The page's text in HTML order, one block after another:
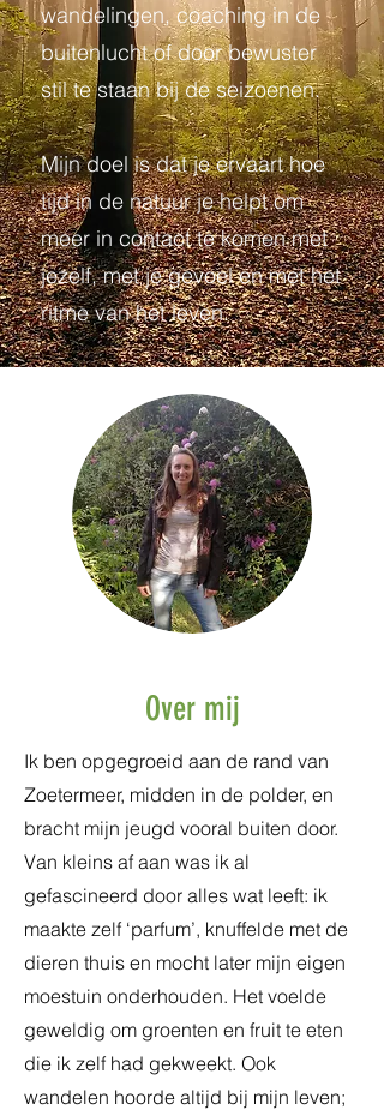
wandelingen, coaching in de
buitenlucht of door bewuster
stil te staan bij de seizoenen.
Mijn doel is dat je ervaart hoe
tijd in de natuur je helpt om
meer in contact te komen met
jezelf, met je gevoel en met het
ritme van het leven.
Over mij
Ik ben opgegroeid aan de rand van
Zoetermeer, midden in de polder, en
bracht mijn jeugd vooral buiten door.
Van kleins af aan was ik al
gefascineerd door alles wat leeft: ik
maakte zelf ‘parfum’, knuffelde met de
dieren thuis en mocht later mijn eigen
moestuin onderhouden. Het voelde
geweldig om groenten en fruit te eten
die ik zelf had gekweekt. Ook
wandelen hoorde altijd bij mijn leven;